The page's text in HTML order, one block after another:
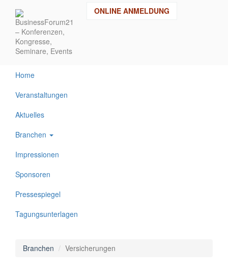
Inhalt
ONLINE ANMELDUNG
Home
Veranstaltungen
Aktuelles
Branchen
Impressionen
Sponsoren
Pressespiegel
Tagungsunterlagen
Branchen Versicherungen